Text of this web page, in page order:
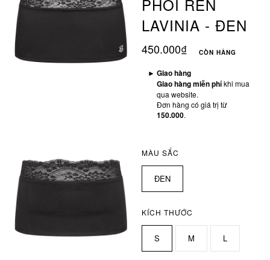
PHỐI REN
LAVINIA - ĐEN
450.000₫ CÒN HÀNG
► Giao hàng
Giao hàng miễn phíkhi mua
qua website.
Đơn hàng có giá trị từ
150.000.
MÀU SẮC
ĐEN
KÍCH THƯỚC
S M L